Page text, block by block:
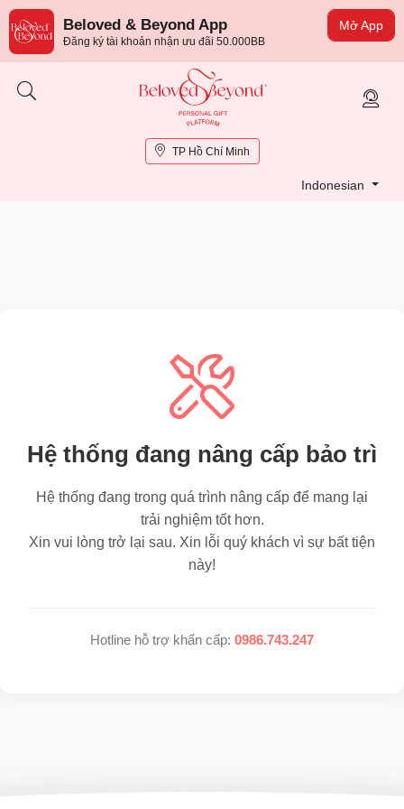
Mở App
Beloved & Beyond App
Đăng ký tài khoản nhận ưu đãi 50.000BB
TP Hồ Chí Minh
Indonesian
Hệ thống đang nâng cấp bảo trì
Hệ thống đang trong quá trình nâng cấp để mang lại
trải nghiệm tốt hơn.
Xin vui lòng trở lại sau. Xin lỗi quý khách vì sự bất tiện
này!
Hotline hỗ trợ khẩn cấp: 0986.743.247